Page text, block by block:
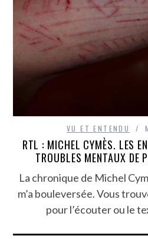
VU ET ENTENDU
RTL : MICHEL CYMÈS. LES
TROUBLES MENTAUX DE
La chronique de Michel
m’a bouleversée. Vous
pour l’écouter ou le